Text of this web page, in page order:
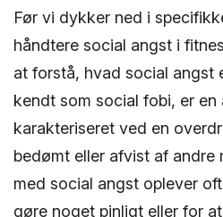
Før vi dykker ned i
håndtere social angst i
at forstå, hvad social angst
kendt som social fobi, er en
karakteriseret ved en
bedømt eller afvist af andre
med social angst oplever
gøre noget pinligt eller for